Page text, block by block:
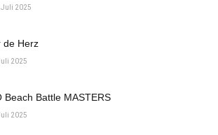
Juli 2025
de Herz
2025
Beach Battle MASTERS
2025